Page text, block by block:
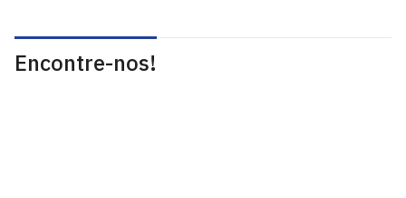
Encontre-nos!